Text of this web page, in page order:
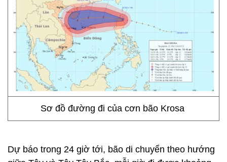
Sơ đồ đường đi của cơn bão Krosa
Dự báo trong 24 giờ tới, bão di chuyển theo hướng